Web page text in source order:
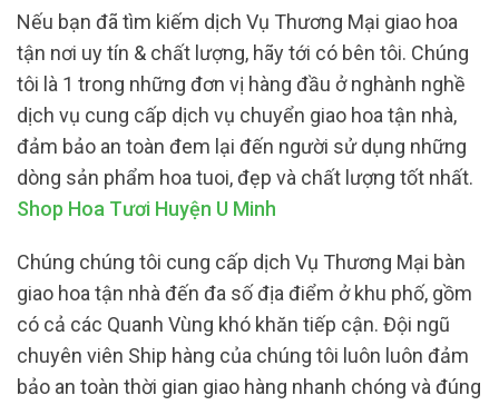
Nếu bạn đã tìm kiếm dịch Vụ Thương Mại giao hoa
tận nơi uy tín & chất lượng, hãy tới có bên tôi. Chúng
tôi là 1 trong những đơn vị hàng đầu ở nghành nghề
dịch vụ cung cấp dịch vụ chuyển giao hoa tận nhà,
đảm bảo an toàn đem lại đến người sử dụng những
dòng sản phẩm hoa tuoi, đẹp và chất lượng tốt nhất.
Shop Hoa Tươi Huyện U Minh
Chúng chúng tôi cung cấp dịch Vụ Thương Mại bàn
giao hoa tận nhà đến đa số địa điểm ở khu phố, gồm
có cả các Quanh Vùng khó khăn tiếp cận. Đội ngũ
chuyên viên Ship hàng của chúng tôi luôn luôn đảm
bảo an toàn thời gian giao hàng nhanh chóng và đúng